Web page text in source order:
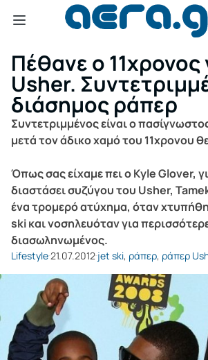
Πέθανε ο 11χρονος
Usher.
διάσημος ράπερ
Συντετριμμένος είναι ο
μετά τον άδικο χαμό του 11χρονου
Όπως σας είχαμε πει ο Κyle Glover,
διαστάσει συζύγου του Usher,
ένα τρομερό ατύχημα, όταν
ski και νοσηλευόταν για
διασωληνωμένος.
Lifestyle21.07.2012 jet ski, ράπερ, ράπερ